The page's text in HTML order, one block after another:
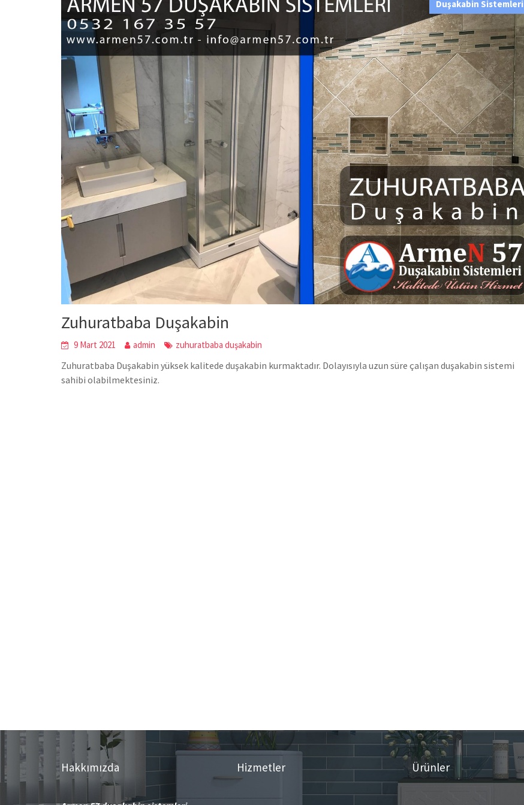
Duşakabin Sistemleri
Zuhuratbaba Duşakabin
9 Mart 2021 admin zuhuratbaba duşakabin
Zuhuratbaba Duşakabin yüksek kalitede duşakabin kurmaktadır. Dolayısıyla uzun süre çalışan duşakabin sistemi
sahibi olabilmektesiniz.
Hakkımızda Hizmetler Ürünler